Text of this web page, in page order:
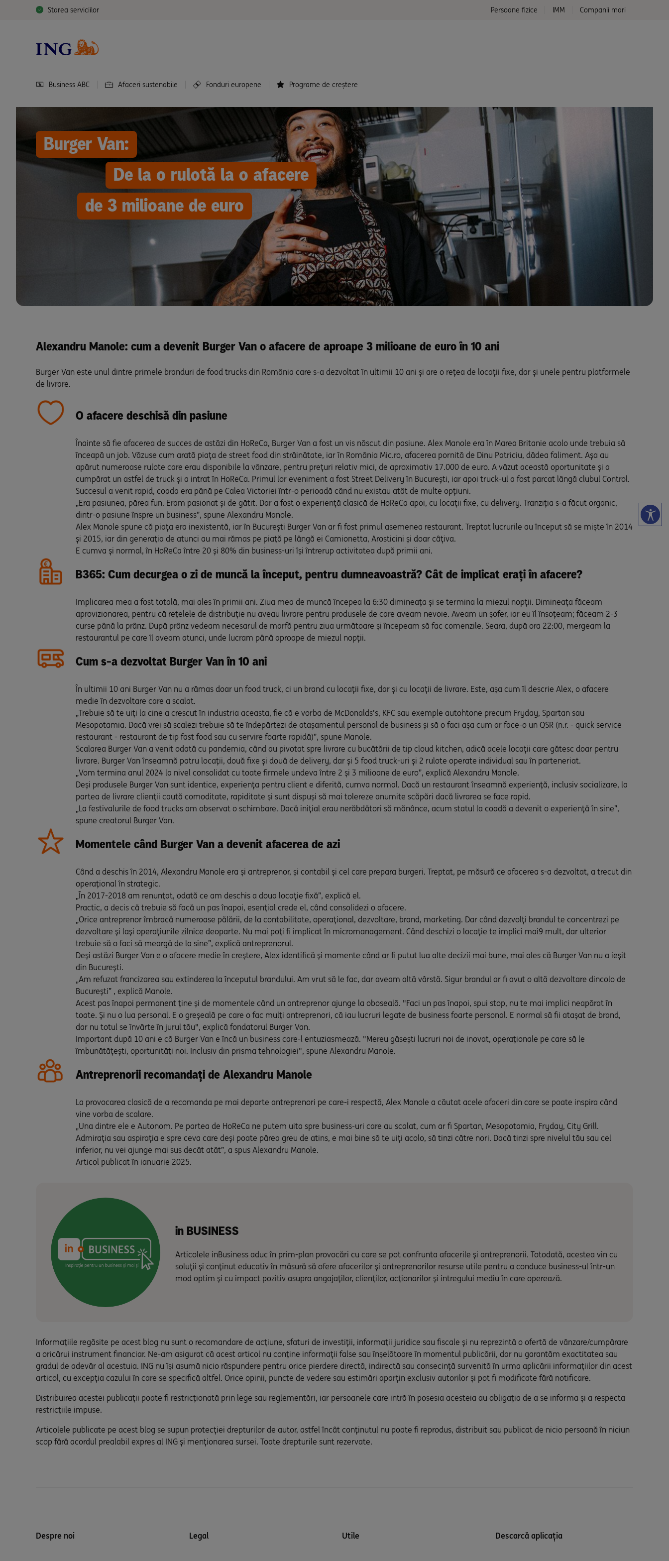
Starea serviciilor Persoane fizice IMM Companii mari
Business ABC Afaceri sustenabile Fonduri europene Programe de creștere
Burger Van:
De la o rulotă la o afacere
de 3 milioane de euro
Alexandru Manole: cum a devenit Burger Van o afacere de aproape 3 milioane de euro în 10 ani
Burger Van este unul dintre primele branduri de food trucks din România care s-a dezvoltat în ultimii 10 ani și are o rețea de locații fixe, dar și unele pentru platformele
de livrare.
O afacere deschisă din pasiune
Înainte să fie afacerea de succes de astăzi din HoReCa, Burger Van a fost un vis născut din pasiune. Alex Manole era în Marea Britanie acolo unde trebuia să
înceapă un job. Văzuse cum arată piața de street food din străinătate, iar în România Mic.ro, afacerea pornită de Dinu Patriciu, dădea faliment. Așa au
apărut numeroase rulote care erau disponibile la vânzare, pentru prețuri relativ mici, de aproximativ 17.000 de euro. A văzut această oportunitate și a
cumpărat un astfel de truck și a intrat în HoReCa. Primul lor eveniment a fost Street Delivery în București, iar apoi truck-ul a fost parcat lângă clubul Control.
Succesul a venit rapid, coada era până pe Calea Victoriei într-o perioadă când nu existau atât de multe opțiuni.
„Era pasiunea, părea fun. Eram pasionat și de gătit. Dar a fost o experiență clasică de HoReCa apoi, cu locații fixe, cu delivery. Tranziția s-a făcut organic,
dintr-o pasiune înspre un business”, spune Alexandru Manole.
Alex Manole spune că piața era inexistentă, iar în București Burger Van ar fi fost primul asemenea restaurant. Treptat lucrurile au început să se miște în 2014
și 2015, iar din generația de atunci au mai rămas pe piață pe lângă ei Camionetta, Arosticini și doar câțiva.
E cumva și normal, în HoReCa între 20 și 80% din business-uri își întrerup activitatea după primii ani.
B365: Cum decurgea o zi de muncă la început, pentru dumneavoastră? Cât de implicat erați în afacere?
Implicarea mea a fost totală, mai ales în primii ani. Ziua mea de muncă începea la 6:30 dimineața și se termina la miezul nopții. Dimineața făceam
aprovizionarea, pentru că rețelele de distribuție nu aveau livrare pentru produsele de care aveam nevoie. Aveam un șofer, iar eu îl însoțeam; făceam 2-3
curse până la prânz. După prânz vedeam necesarul de marfă pentru ziua următoare și începeam să fac comenzile. Seara, după ora 22:00, mergeam la
restaurantul pe care îl aveam atunci, unde lucram până aproape de miezul nopții.
Cum s-a dezvoltat Burger Van în 10 ani
În ultimii 10 ani Burger Van nu a rămas doar un food truck, ci un brand cu locații fixe, dar și cu locații de livrare. Este, așa cum îl descrie Alex, o afacere
medie în dezvoltare care a scalat.
„Trebuie să te uiți la cine a crescut în industria aceasta, fie că e vorba de McDonalds’s, KFC sau exemple autohtone precum Fryday, Spartan sau
Mesopotamia. Dacă vrei să scalezi trebuie să te îndepărtezi de atașamentul personal de business și să o faci așa cum ar face-o un QSR (n.r. - quick service
restaurant - restaurant de tip fast food sau cu servire foarte rapidă)”, spune Manole.
Scalarea Burger Van a venit odată cu pandemia, când au pivotat spre livrare cu bucătării de tip cloud kitchen, adică acele locații care gătesc doar pentru
livrare. Burger Van înseamnă patru locații, două fixe și două de delivery, dar și 5 food truck-uri și 2 rulote operate individual sau în parteneriat.
„Vom termina anul 2024 la nivel consolidat cu toate firmele undeva între 2 și 3 milioane de euro”, explică Alexandru Manole.
Deși produsele Burger Van sunt identice, experiența pentru client e diferită, cumva normal. Dacă un restaurant înseamnă experiență, inclusiv socializare, la
partea de livrare clienții caută comoditate, rapiditate și sunt dispuși să mai tolereze anumite scăpări dacă livrarea se face rapid.
„La festivalurile de food trucks am observat o schimbare. Dacă inițial erau nerăbdători să mănânce, acum statul la coadă a devenit o experiență în sine”,
spune creatorul Burger Van.
Momentele când Burger Van a devenit afacerea de azi
Când a deschis în 2014, Alexandru Manole era și antreprenor, și contabil și cel care prepara burgeri. Treptat, pe măsură ce afacerea s-a dezvoltat, a trecut din
operațional în strategic.
„În 2017-2018 am renunțat, odată ce am deschis a doua locație fixă”, explică el.
Practic, a decis că trebuie să facă un pas înapoi, esențial crede el, când consolidezi o afacere.
„Orice antreprenor îmbracă numeroase pălării, de la contabilitate, operațional, dezvoltare, brand, marketing. Dar când dezvolți brandul te concentrezi pe
dezvoltare și lași operațiunile zilnice deoparte. Nu mai poți fi implicat în micromanagement. Când deschizi o locație te implici mai9 mult, dar ulterior
trebuie să o faci să meargă de la sine”, explică antreprenorul.
Deși astăzi Burger Van e o afacere medie în creștere, Alex identifică și momente când ar fi putut lua alte decizii mai bune, mai ales că Burger Van nu a ieșit
din București.
„Am refuzat francizarea sau extinderea la începutul brandului. Am vrut să le fac, dar aveam altă vârstă. Sigur brandul ar fi avut o altă dezvoltare dincolo de
București” , explică Manole.
Acest pas înapoi permanent ține și de momentele când un antreprenor ajunge la oboseală. "Faci un pas înapoi, spui stop, nu te mai implici neapărat în
toate. Și nu o lua personal. E o greșeală pe care o fac mulți antreprenori, că iau lucruri legate de business foarte personal. E normal să fii atașat de brand,
dar nu totul se învârte în jurul tău", explică fondatorul Burger Van.
Important după 10 ani e că Burger Van e încă un business care-l entuziasmează. "Mereu găsești lucruri noi de inovat, operaționale pe care să le
îmbunătățești, oportunități noi. Inclusiv din prisma tehnologiei", spune Alexandru Manole.
Antreprenorii recomandați de Alexandru Manole
La provocarea clasică de a recomanda pe mai departe antreprenori pe care-i respectă, Alex Manole a căutat acele afaceri din care se poate inspira când
vine vorba de scalare.
„Una dintre ele e Autonom. Pe partea de HoReCa ne putem uita spre business-uri care au scalat, cum ar fi Spartan, Mesopotamia, Fryday, City Grill.
Admirația sau aspirația e spre ceva care deși poate părea greu de atins, e mai bine să te uiți acolo, să tinzi către nori. Dacă tinzi spre nivelul tău sau cel
inferior, nu vei ajunge mai sus decât atât”, a spus Alexandru Manole.
Articol publicat în ianuarie 2025.
in BUSINESS
Articolele inBusiness aduc în prim-plan provocări cu care se pot confrunta afacerile și antreprenorii. Totodată, acestea vin cu
soluții și conținut educativ în măsură să ofere afacerilor și antreprenorilor resurse utile pentru a conduce business-ul într-un
mod optim și cu impact pozitiv asupra angajaților, clienților, acționarilor și intregului mediu în care operează.
Informațiile regăsite pe acest blog nu sunt o recomandare de acțiune, sfaturi de investiții, informații juridice sau fiscale și nu reprezintă o ofertă de vânzare/cumpărare
a oricărui instrument financiar. Ne-am asigurat că acest articol nu conține informații false sau înșelătoare în momentul publicării, dar nu garantăm exactitatea sau
gradul de adevăr al acestuia. ING nu își asumă nicio răspundere pentru orice pierdere directă, indirectă sau consecință survenită în urma aplicării informațiilor din acest
articol, cu excepția cazului în care se specifică altfel. Orice opinii, puncte de vedere sau estimări aparțin exclusiv autorilor și pot fi modificate fără notificare.
Distribuirea acestei publicații poate fi restricționată prin lege sau reglementări, iar persoanele care intră în posesia acesteia au obligația de a se informa și a respecta
restricțiile impuse.
Articolele publicate pe acest blog se supun protecției drepturilor de autor, astfel încât conținutul nu poate fi reprodus, distribuit sau publicat de nicio persoană în niciun
scop fără acordul prealabil expres al ING și menționarea sursei. Toate drepturile sunt rezervate.
Despre noi Legal Utile Descarcă aplicația